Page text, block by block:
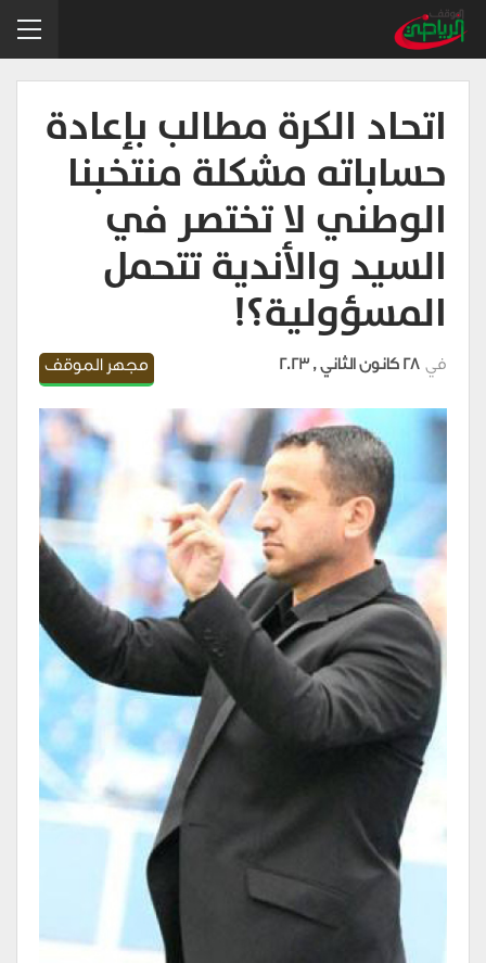
اتحاد الكرة مطالب بإعادة
حساباته مشكلة منتخبنا
الوطني لا تختصر في
السيد والأندية تتحمل
المسؤولية؟!
مجهر الموقف في 28 كانون الثاني , 2023